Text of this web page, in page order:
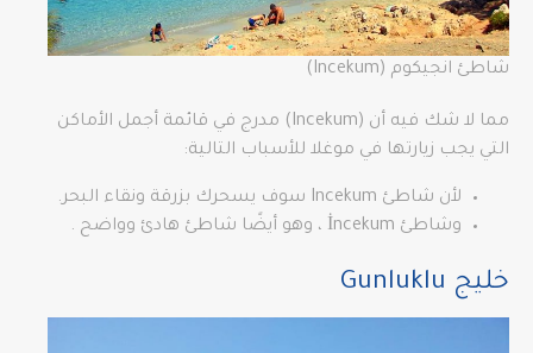
شاطئ انجيكوم (Incekum)
مما لا شك فيه أن (Incekum) مدرج في قائمة أجمل الأماكن
التي يجب زيارتها في موغلا للأسباب التالية:
لأن شاطئ Incekum سوف يسحرك بزرقة ونقاء البحر.
وشاطئ İncekum ، وهو أيضًا شاطئ هادئ وواضح .
خليج Gunluklu